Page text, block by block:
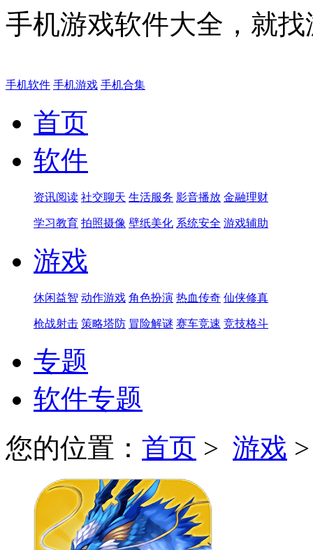
手机游戏软件大全，就
手机软件 手机游戏 手机合集
首页
软件
资讯阅读 社交聊天 生活服务 影音播放 金融理财
学习教育 拍照摄像 壁纸美化 系统安全 游戏辅助
游戏
休闲益智 动作游戏 角色扮演 热血传奇 仙侠修真
枪战射击 策略塔防 冒险解谜 赛车竞速 竞技格斗
专题
软件专题
您的位置： 首页 > 游戏